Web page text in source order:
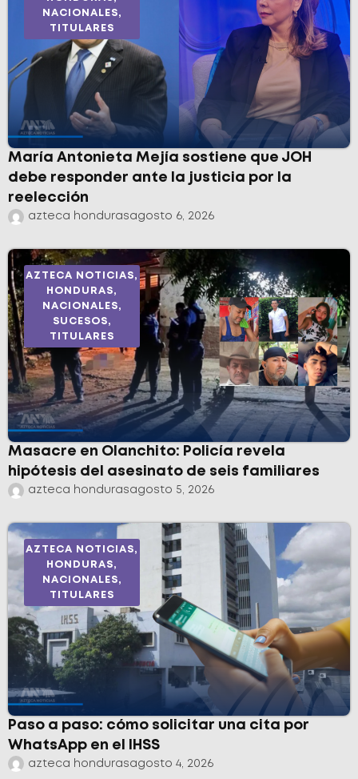
NACIONALES,
TITULARES
María Antonieta Mejía sostiene que JOH
debe responder ante la justicia por la
reelección
azteca hondurasagosto 6, 2026
AZTECA NOTICIAS,
HONDURAS,
NACIONALES,
SUCESOS,
TITULARES
Masacre en Olanchito: Policía revela
hipótesis del asesinato de seis familiares
azteca hondurasagosto 5, 2026
AZTECA NOTICIAS,
HONDURAS,
NACIONALES,
TITULARES
Paso a paso: cómo solicitar una cita por
WhatsApp en el IHSS
azteca hondurasagosto 4, 2026